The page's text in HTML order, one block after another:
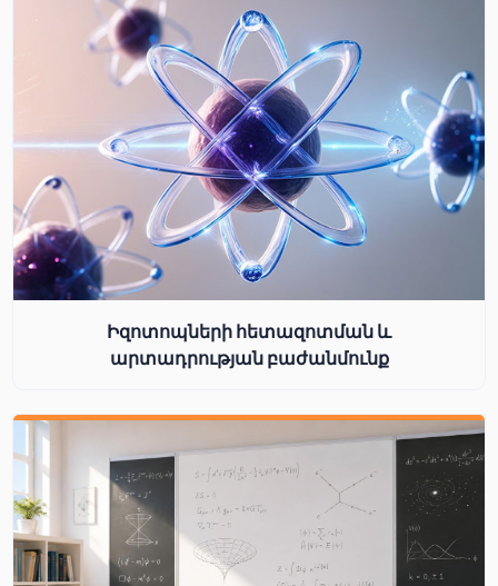
Իզոտոպների հետազոտման և
արտադրության բաժանմունք